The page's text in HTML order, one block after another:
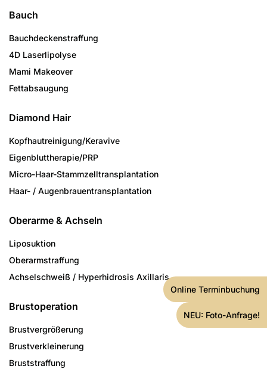
Bauch
Bauchdeckenstraffung
4D Laserlipolyse
Mami Makeover
Fettabsaugung
Diamond Hair
Kopfhautreinigung/­Keravive
Eigenbluttherapie/PRP
Micro-Haar-Stammzell­transplantation
Haar- / Augenbrauen­transplantation
Oberarme & Achseln
Liposuktion
Oberarmstraffung
Achselschweiß / Hyperhidrosis Axillaris
Brustoperation
Brustvergrößerung
Brustverkleinerung
Bruststraffung
Online Terminbuchung
NEU: Foto-Anfrage!